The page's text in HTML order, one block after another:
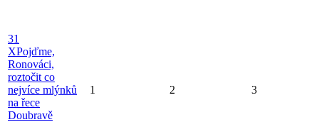
31
XPojďme,
Ronováci,
roztočit co
nejvíce mlýnků
na řece
Doubravě
1 2 3